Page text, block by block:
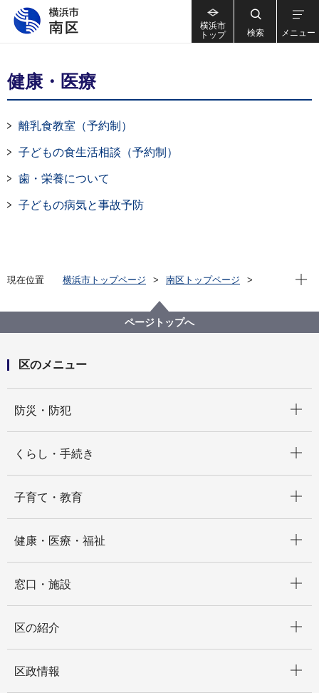
横浜市
トップ
検索 メニュー
健康・医療
離乳食教室（予約制）
子どもの食生活相談（予約制）
歯・栄養について
子どもの病気と事故予防
現在位置 横浜市トップページ
南区トップページ
現在
ページトップへ
区のメニュー
防災・防犯
くらし・手続き
子育て・教育
健康・医療・福祉
窓口・施設
区の紹介
区政情報